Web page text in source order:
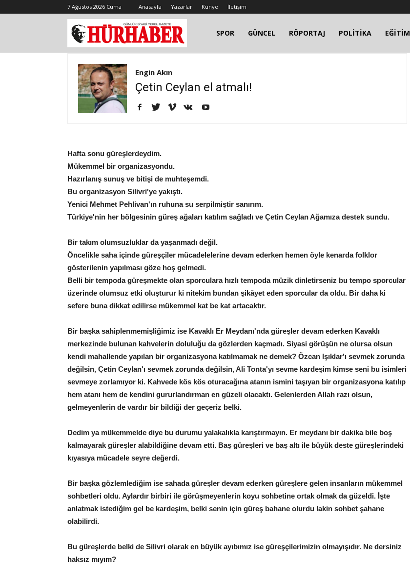
7 Ağustos 2026 Cuma Anasayfa Yazarlar Künye İletişim
SPOR GÜNCEL RÖPORTAJ POLİTİKA EĞİTİM
Engin Akın
Çetin Ceylan el atmalı!
Hafta sonu güreşlerdeydim.
Mükemmel bir organizasyondu.
Hazırlanış sunuş ve bitişi de muhteşemdi.
Bu organizasyon Silivri'ye yakıştı.
Yenici Mehmet Pehlivan'ın ruhuna su serpilmiştir sanırım.
Türkiye'nin her bölgesinin güreş ağaları katılım sağladı ve Çetin Ceylan Ağamıza destek sundu.
Bir takım olumsuzluklar da yaşanmadı değil.
Öncelikle saha içinde güreşçiler mücadelelerine devam ederken hemen öyle kenarda folklor
gösterilenin yapılması göze hoş gelmedi.
Belli bir tempoda güreşmekte olan sporculara hızlı tempoda müzik dinletirseniz bu tempo sporcular
üzerinde olumsuz etki oluşturur ki nitekim bundan şikâyet eden sporcular da oldu. Bir daha ki
sefere buna dikkat edilirse mükemmel kat be kat artacaktır.
Bir başka sahiplenmemişliğimiz ise Kavaklı Er Meydanı'nda güreşler devam ederken Kavaklı
merkezinde bulunan kahvelerin doluluğu da gözlerden kaçmadı. Siyasi görüşün ne olursa olsun
kendi mahallende yapılan bir organizasyona katılmamak ne demek? Özcan Işıklar'ı sevmek zorunda
değilsin, Çetin Ceylan'ı sevmek zorunda değilsin, Ali Tonta'yı sevme kardeşim kimse seni bu isimleri
sevmeye zorlamıyor ki. Kahvede kös kös oturacağına atanın ismini taşıyan bir organizasyona katılıp
hem atanı hem de kendini gururlandırman en güzeli olacaktı. Gelenlerden Allah razı olsun,
gelmeyenlerin de vardır bir bildiği der geçeriz belki.
Dedim ya mükemmelde diye bu durumu yalakalıkla karıştırmayın. Er meydanı bir dakika bile boş
kalmayarak güreşler alabildiğine devam etti. Baş güreşleri ve baş altı ile büyük deste güreşlerindeki
kıyasıya mücadele seyre değerdi.
Bir başka gözlemlediğim ise sahada güreşler devam ederken güreşlere gelen insanların mükemmel
sohbetleri oldu. Aylardır birbiri ile görüşmeyenlerin koyu sohbetine ortak olmak da güzeldi. İşte
anlatmak istediğim gel be kardeşim, belki senin için güreş bahane olurdu lakin sohbet şahane
olabilirdi.
Bu güreşlerde belki de Silivri olarak en büyük ayıbımız ise güreşçilerimizin olmayışıdır. Ne dersiniz
haksız mıyım?